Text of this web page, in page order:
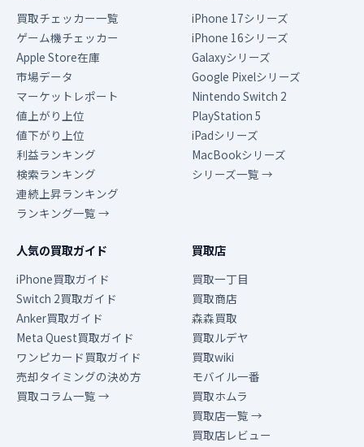
買取チェッカー一覧
ゲーム機チェッカー
Apple Store在庫
市場データ
マーケットレポート
値上がり上位
値下がり上位
利益ランキング
検索ランキング
連続上昇ランキング
ランキング一覧 →
iPhone 17シリーズ
iPhone 16シリーズ
Galaxyシリーズ
Google Pixelシリーズ
Nintendo Switch 2
PlayStation 5
iPadシリーズ
MacBookシリーズ
シリーズ一覧 →
人気の買取ガイド
iPhone買取ガイド
Switch 2買取ガイド
Anker買取ガイド
Meta Quest買取ガイド
ワンピカード買取ガイド
売却タイミングの決め方
買取コラム一覧 →
買取店
買取一丁目
買取商店
森森買取
買取ルデヤ
買取wiki
モバイル一番
買取ホムラ
買取店一覧 →
買取店レビュー